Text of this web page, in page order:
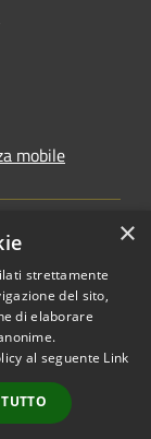
mobile
• Comune di
• Powered by
•Accesso
redazione
×
strettamente
del sito,
di elaborare
al seguente Link